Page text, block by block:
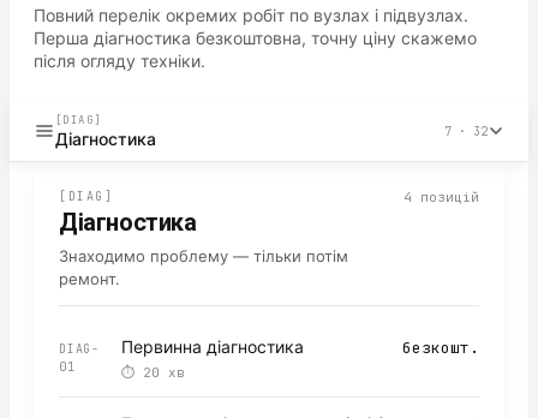
Повний перелік окремих робіт по вузлах і підвузлах.
Перша діагностика безкоштовна, точну ціну скажемо
після огляду техніки.
[DIAG]
Діагностика 7 · 32
[ DIAG ]
Діагностика
Знаходимо проблему — тільки потім
ремонт.
4 позицій
DIAG-
01
Первинна діагностика
⏱ 20 хв
безкошт.